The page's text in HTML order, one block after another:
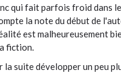
qui fait parfois froid dans
la note du début de
est malheureusement
fiction.
la suite développer un peu